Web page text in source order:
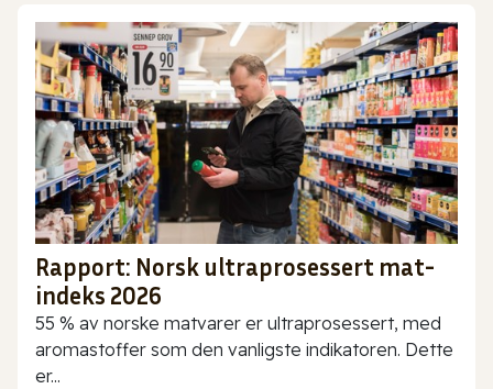
Rapport: Norsk ultraprosessert mat-
indeks 2026
55 % av norske matvarer er ultraprosessert, med
aromastoffer som den vanligste indikatoren. Dette
er...